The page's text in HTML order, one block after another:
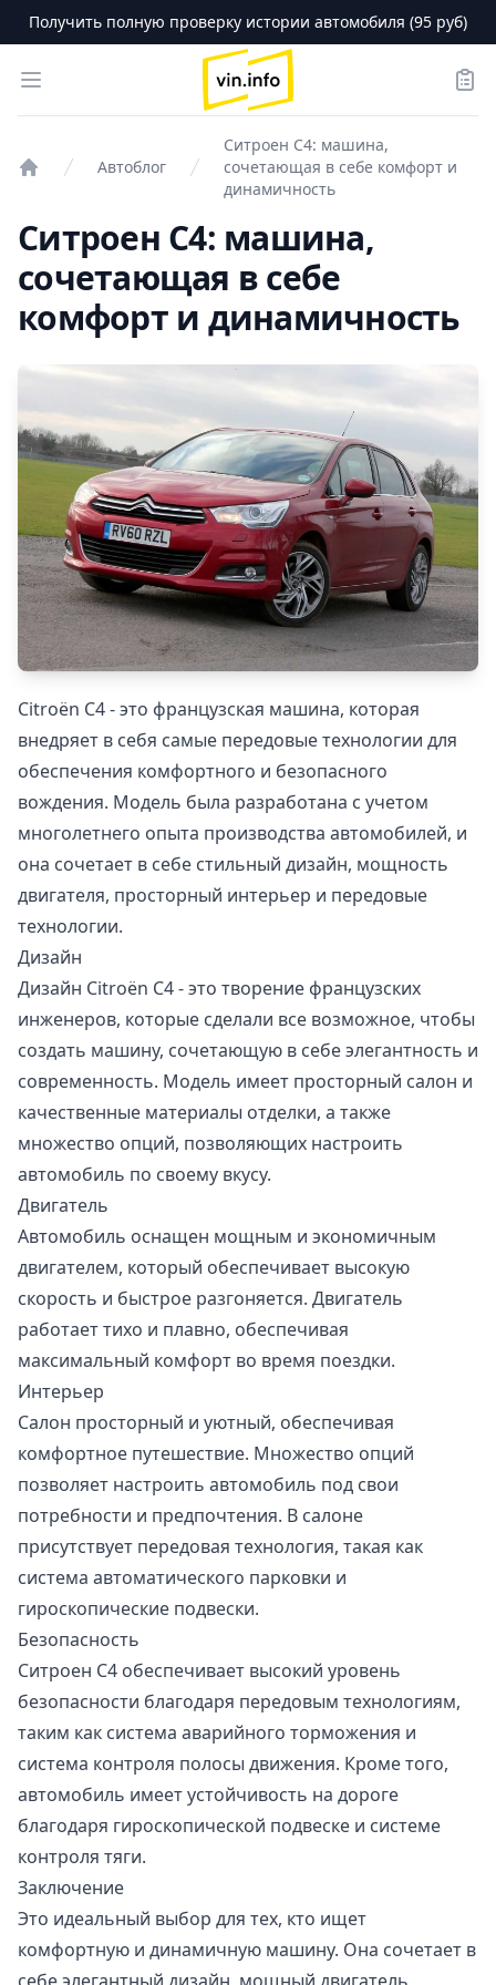
Получить полную проверку истории автомобиля (95 руб)
Open menu
logo
Автоблог
Ситроен С4: машина,
сочетающая в себе комфорт и
динамичность
Ситроен С4: машина,
сочетающая в себе
комфорт и динамичность
Citroën С4 - это французская машина, которая
внедряет в себя самые передовые технологии для
обеспечения комфортного и безопасного
вождения. Модель была разработана с учетом
многолетнего опыта производства автомобилей, и
она сочетает в себе стильный дизайн, мощность
двигателя, просторный интерьер и передовые
технологии.
Дизайн
Дизайн Citroën С4 - это творение французских
инженеров, которые сделали все возможное, чтобы
создать машину, сочетающую в себе элегантность и
современность. Модель имеет просторный салон и
качественные материалы отделки, а также
множество опций, позволяющих настроить
автомобиль по своему вкусу.
Двигатель
Автомобиль оснащен мощным и экономичным
двигателем, который обеспечивает высокую
скорость и быстрое разгоняется. Двигатель
работает тихо и плавно, обеспечивая
максимальный комфорт во время поездки.
Интерьер
Салон просторный и уютный, обеспечивая
комфортное путешествие. Множество опций
позволяет настроить автомобиль под свои
потребности и предпочтения. В салоне
присутствует передовая технология, такая как
система автоматического парковки и
гироскопические подвески.
Безопасность
Ситроен С4 обеспечивает высокий уровень
безопасности благодаря передовым технологиям,
таким как система аварийного торможения и
система контроля полосы движения. Кроме того,
автомобиль имеет устойчивость на дороге
благодаря гироскопической подвеске и системе
контроля тяги.
Заключение
Это идеальный выбор для тех, кто ищет
комфортную и динамичную машину. Она сочетает в